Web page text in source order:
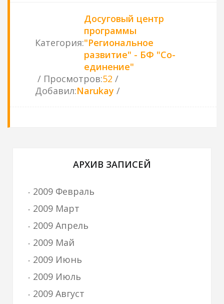
Категория:
Досуговый центр
программы
"Региональное
развитие" - БФ "Со-
единение"
Просмотров:52
Добавил:Narukay
АРХИВ ЗАПИСЕЙ
2009 Февраль
2009 Март
2009 Апрель
2009 Май
2009 Июнь
2009 Июль
2009 Август